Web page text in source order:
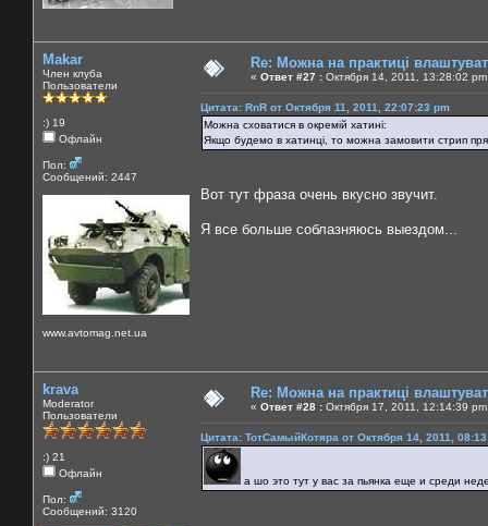
Makar
Член клуба
Пользователи
:) 19
Офлайн
Пол:
Сообщений: 2447
www.avtomag.net.ua
Re: Можна на практиці
« Ответ #27 : Октября 14, 2011, 13:28:02
Цитата: RnR от Октября 11, 2011, 22:07:23 pm
Можна сховатися в окремій хатині:
Якщо будемо в хатинці, то можна замовити стрип
Вот тут фраза очень вкусно звучит.
Я все больше соблазняюсь выездом...
krava
Moderator
Пользователи
:) 21
Офлайн
Пол:
Сообщений: 3120
Re: Можна на практиці
« Ответ #28 : Октября 17, 2011, 12:14:39
Цитата: ТотСамыйКотяра от Октября 14, 2011,
а шо это тут у вас за пьянка еще и среди